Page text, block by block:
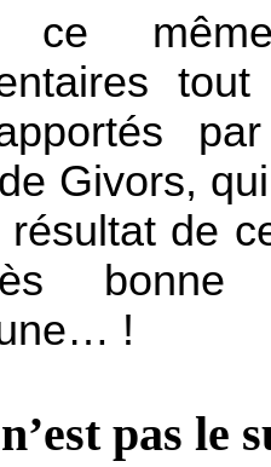
ce
Givors,
de
bonne
!
pas le